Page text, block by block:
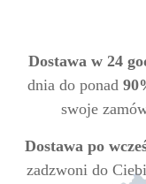
Dostawa w 24
dnia do ponad
swoje
Dostawa po
zadzwoni do